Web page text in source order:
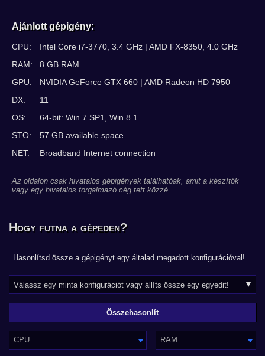
Ajánlott gépigény:
CPU:
Intel Core i7-3770, 3.4 GHz | AMD FX-8350, 4.0 GHz
RAM:
8 GB RAM
GPU:
NVIDIA GeForce GTX 660 | AMD Radeon HD 7950
DX:
11
OS:
64-bit: Win 7 SP1, Win 8.1
STO:
57 GB available space
NET:
Broadband Internet connection
Az oldalon csak hivatalos gépigények találhatóak, amit a készítők
vagy egy hivatalos forgalmazó cég tett közzé.
Hogy futna a gépeden?
Hasonlítsd össze a gépigényt egy általad megadott konfigurációval!
CPU RAM